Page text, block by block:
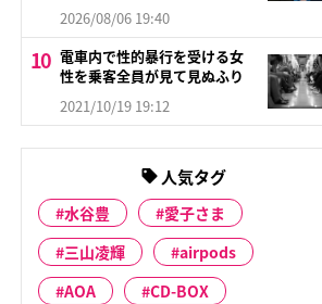
2026/08/06 19:40
電車内で性的暴行を受ける女
性を乗客全員が見て見ぬふり
2021/10/19 19:12
人気タグ
水谷豊
愛子さま
三山凌輝
airpods
AOA
CD-BOX